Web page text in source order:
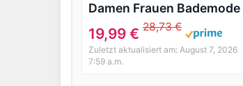
Damen Frauen Bademode
Bikini Swimsuit High
Waisted – Bauchweg – Plus
Size Schwarz XXL
19,99 € 28,73 €
Zuletzt aktualisiert am: August 7, 2026
7:59 a.m.